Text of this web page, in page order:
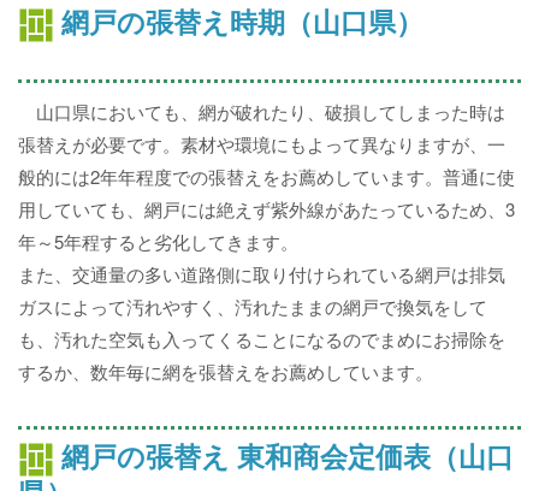
網戸の張替え時期（山口県）
山口県においても、網が破れたり、破損してしまった時は
張替えが必要です。素材や環境にもよって異なりますが、一
般的には2年年程度での張替えをお薦めしています。普通に使
用していても、網戸には絶えず紫外線があたっているため、3
年～5年程すると劣化してきます。
また、交通量の多い道路側に取り付けられている網戸は排気
ガスによって汚れやすく、汚れたままの網戸で換気をして
も、汚れた空気も入ってくることになるのでまめにお掃除を
するか、数年毎に網を張替えをお薦めしています。
網戸の張替え 東和商会定価表（山口